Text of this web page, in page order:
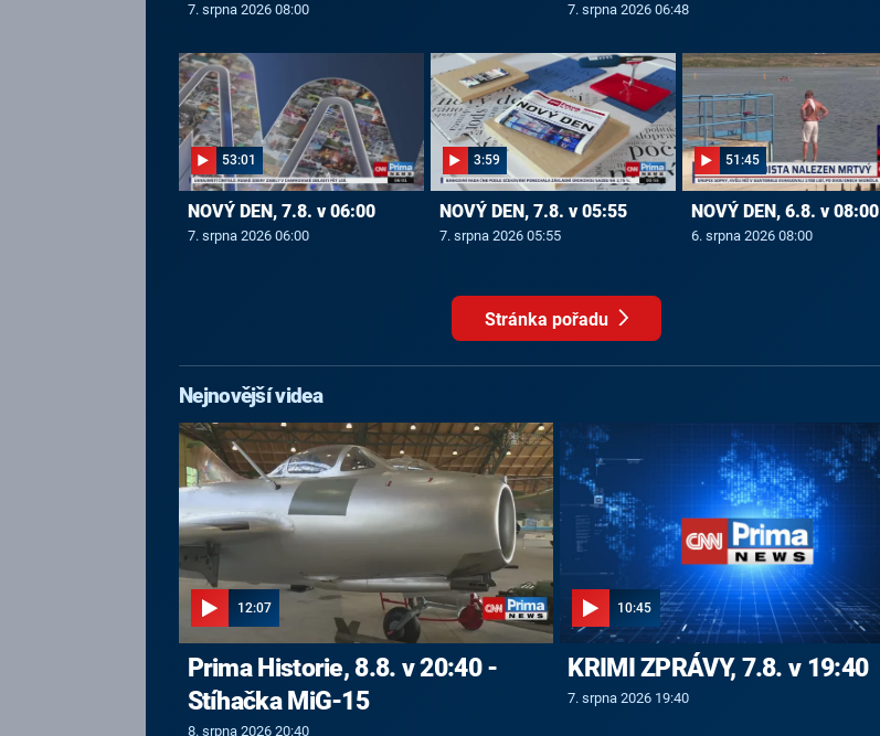
7. srpna 2026 08:00 7. srpna 2026 06:48
53:01
NOVÝ DEN, 7.8. v 06:00
7. srpna 2026 06:00
3:59
NOVÝ DEN, 7.8. v 05:55
7. srpna 2026 05:55
51:45
NOVÝ DEN, 6.8. v 08:00
6. srpna 2026 08:00
Stránka pořadu
Nejnovější videa
12:07
Prima Historie, 8.8. v 20:40 -
Stíhačka MiG-15
8. srpna 2026 20:40
10:45
KRIMI ZPRÁVY, 7.8. v 19:40
7. srpna 2026 19:40